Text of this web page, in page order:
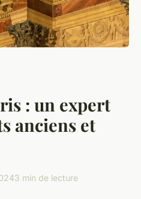
: un expert
anciens et
3 min de lecture